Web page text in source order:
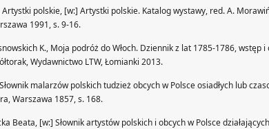
polskie, [w:] Artystki polskie. Katalog wystawy, red. A.
1991, s. 9-16.
K., Moja podróż do Włoch. Dziennik z lat 1785-1786, wstęp
Wydawnictwo LTW, Łomianki 2013.
malarzów polskich tudzież obcych w Polsce osiadłych lub
Warszawa 1857, s. 168.
Beata, [w:] Słownik artystów polskich i obcych w Polsce